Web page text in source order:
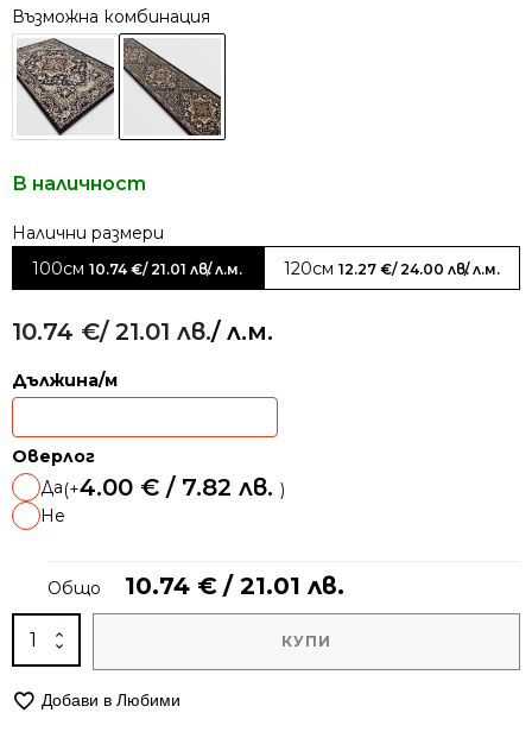
5.00 от 5,
базирано
на
потребителски
оценки
Възможна комбинация
В наличност
100см 10.74€/ 21.01 лв./ л.м. 120см 12.27 €/ 24.00 лв./ л.м.
10.74 €/ 21.01 лв./ л.м.
Дължина/м
Оверлог
Да(+4.00 € / 7.82 лв. )
Не
Общо 10.74 € / 21.01 лв.
количество
за
пътека
КУПИ
Alternative:
Добави в Любими